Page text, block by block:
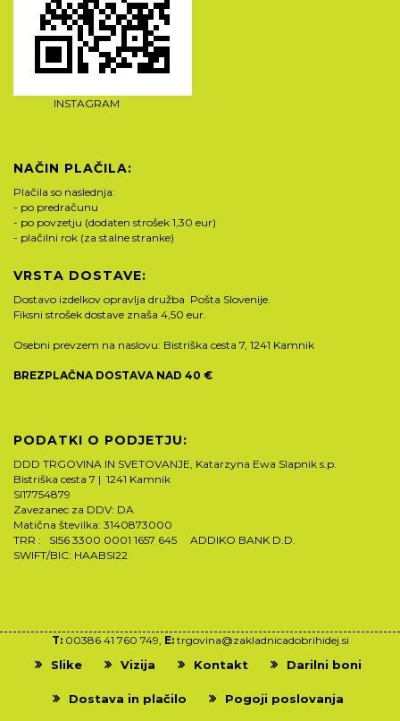
INSTAGRAM
NAČIN PLAČILA:
Plačila so naslednja:
- po predračunu
- po povzetju (dodaten strošek 1,30 eur)
- plačilni rok (za stalne stranke)
VRSTA DOSTAVE:
Dostavo izdelkov opravlja družba Pošta Slovenije.
Fiksni strošek dostave znaša 4,50 eur.
Osebni prevzem na naslovu: Bistriška cesta 7, 1241 Kamnik
BREZPLAČNA DOSTAVA NAD 40 €
PODATKI O PODJETJU:
DDD TRGOVINA IN SVETOVANJE, Katarzyna Ewa Slapnik s.p.
Bistriška cesta 7 | 1241 Kamnik
SI17754879
Zavezanec za DDV: DA
Matična številka: 3140873000
TRR : SI56 3300 0001 1657 645 ADDIKO BANK D.D.
SWIFT/BIC: HAABSI22
T:00386 41 760 749, E: trgovina@zakladnicadobrihidej.si
Slike Vizija Kontakt Darilni boni
Dostava in plačilo Pogoji poslovanja